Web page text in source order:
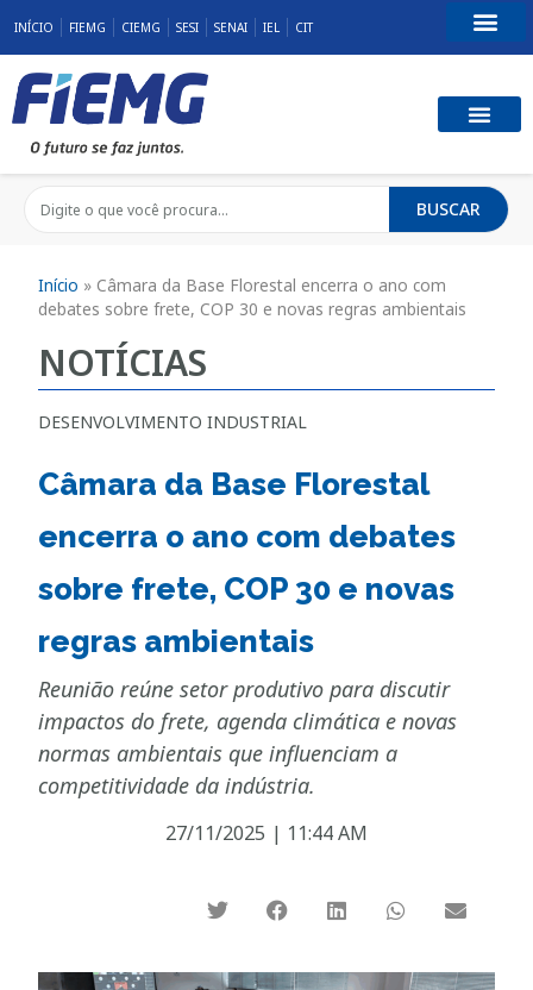
INÍCIO FIEMG CIEMG SESI SENAI IEL CIT
BUSCAR
Início » Câmara da Base Florestal encerra o ano com
debates sobre frete, COP 30 e novas regras ambientais
NOTÍCIAS
DESENVOLVIMENTO INDUSTRIAL
Câmara da Base Florestal
encerra o ano com debates
sobre frete, COP 30 e novas
regras ambientais
Reunião reúne setor produtivo para discutir
impactos do frete, agenda climática e novas
normas ambientais que influenciam a
competitividade da indústria.
27/11/2025 | 11:44 AM